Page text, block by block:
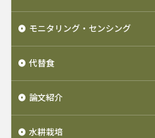
モニタリング・センシング
代替食
論文紹介
水耕栽培